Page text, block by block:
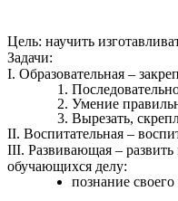
Цель: научить
Задачи:
I. Образовательная –
Умение
Вырезать,
II. Воспитательная –
III. Развивающая –
обучающихся делу:
познание